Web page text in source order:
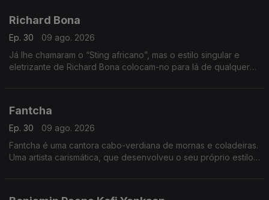
Richard Bona
Ep. 30
09 ago. 2026
Já lhe chamaram o “Sting africano”, mas o estilo singular e
eletrizante de Richard Bona colocam-no para lá de qualquer
Fantcha
Ep. 30
09 ago. 2026
Fantcha é uma cantora cabo-verdiana de mornas e coladeiras.
Uma artista carismática, que desenvolveu o seu próprio estilo